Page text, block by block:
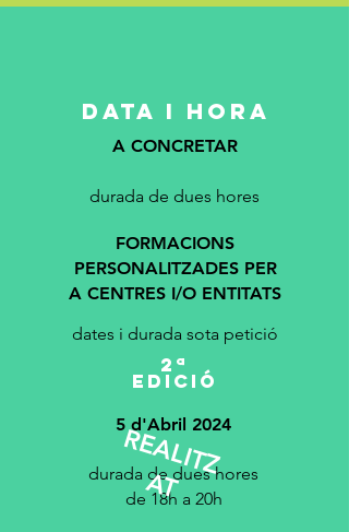
DATA I HORA
A CONCRETAR
durada de dues hores
FORMACIONS
PERSONALITZADES PER
A CENTRES I/O ENTITATS
dates i durada sota petició
2ª
edició
5 d'Abril 2024
durada de dues hores
de 18h a 20h
R
E
A
L
IT
Z
A
T